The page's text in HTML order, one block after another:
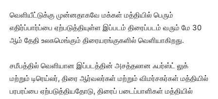
வெளியீட்டுக்கு முன்னதாகவே மக்கள் மத்தியில் பெரும்
எதிர்ப்பார்ப்பை ஏற்படுத்தியுள்ள இப்படம் திரைப்படம் வரும் மே 30
ஆம் தேதி உலகமெங்கும் திரையரங்குகளில் வெளியாகிறது.
சமீபத்தில் வெளியான இப்படத்தின் அசத்தலான ஃபர்ஸ்ட் லுக்
மற்றும் டிரெய்லர், திரை ஆர்வலர்கள் மற்றும் விமர்சகர்கள் மத்தியில்
பரபரப்பை ஏற்படுத்தியதோடு, திரைப் படைப்பாளிகள் மத்தியில்